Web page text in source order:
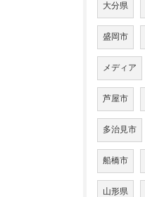
大分県
盛岡市
メディア
芦屋市
多治見市
船橋市
山形県